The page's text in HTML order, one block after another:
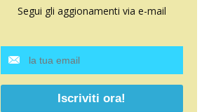
Segui gli aggionamenti via e-mail